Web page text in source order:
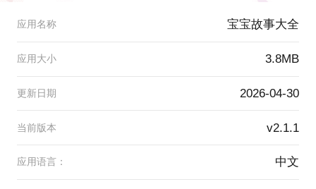
应用名称 宝宝故事大全
应用大小 3.8MB
更新日期 2026-04-30
当前版本 v2.1.1
应用语言： 中文